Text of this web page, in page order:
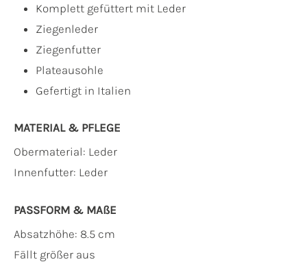
Komplett gefüttert mit Leder
Ziegenleder
Ziegenfutter
Plateausohle
Gefertigt in Italien
MATERIAL & PFLEGE
Obermaterial: Leder
Innenfutter: Leder
PASSFORM & MAẞE
Absatzhöhe: 8.5 cm
Fällt größer aus